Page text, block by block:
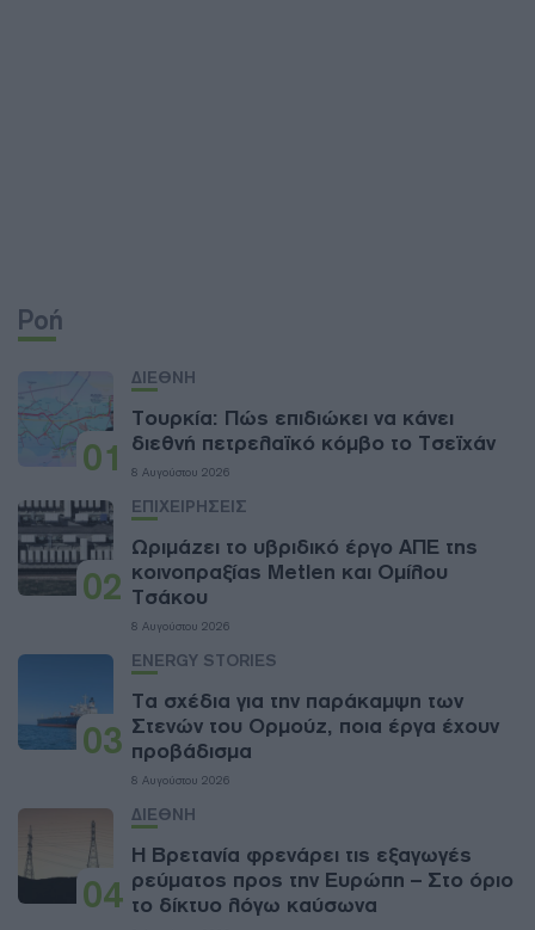
Ροή
01
ΔΙΕΘΝΗ
Τουρκία: Πώς επιδιώκει να κάνει
διεθνή πετρελαϊκό κόμβο το Τσεϊχάν
8 Αυγούστου 2026
02
ΕΠΙΧΕΙΡΗΣΕΙΣ
Ωριμάζει το υβριδικό έργο ΑΠΕ της
κοινοπραξίας Metlen και Ομίλου
Τσάκου
8 Αυγούστου 2026
03
ENERGY STORIES
Τα σχέδια για την παράκαμψη των
Στενών του Ορμούζ, ποια έργα έχουν
προβάδισμα
8 Αυγούστου 2026
04
ΔΙΕΘΝΗ
Η Βρετανία φρενάρει τις εξαγωγές
ρεύματος προς την Ευρώπη – Στο όριο
το δίκτυο λόγω καύσωνα